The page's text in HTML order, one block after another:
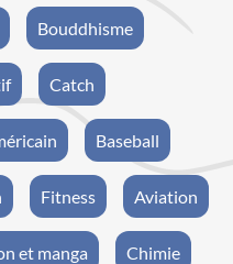
Bouddhisme
Catch
Baseball
Fitness Aviation
et manga Chimie